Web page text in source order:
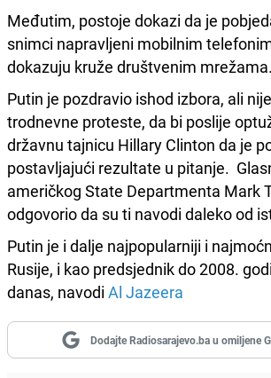
Međutim, postoje dokazi da je
snimci napravljeni mobilnim
dokazuju kruže društvenim mrežama.
Putin je pozdravio ishod izbora, ali
trodnevne proteste, da bi poslije
državnu tajnicu Hillary Clinton da je
postavljajući rezultate u pitanje.
američkog State Departmenta Mark
odgovorio da su ti navodi daleko od
Putin je i dalje najpopularniji i
Rusije, i kao predsjednik do 2008.
danas, navodi Al Jazeera
Dodajte Radiosarajevo.ba u omiljene